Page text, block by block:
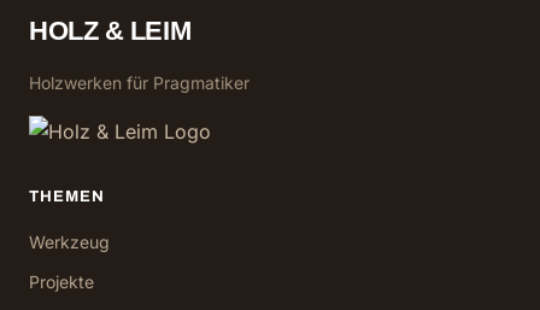
HOLZ & LEIM
Holzwerken für Pragmatiker
THEMEN
Werkzeug
Projekte